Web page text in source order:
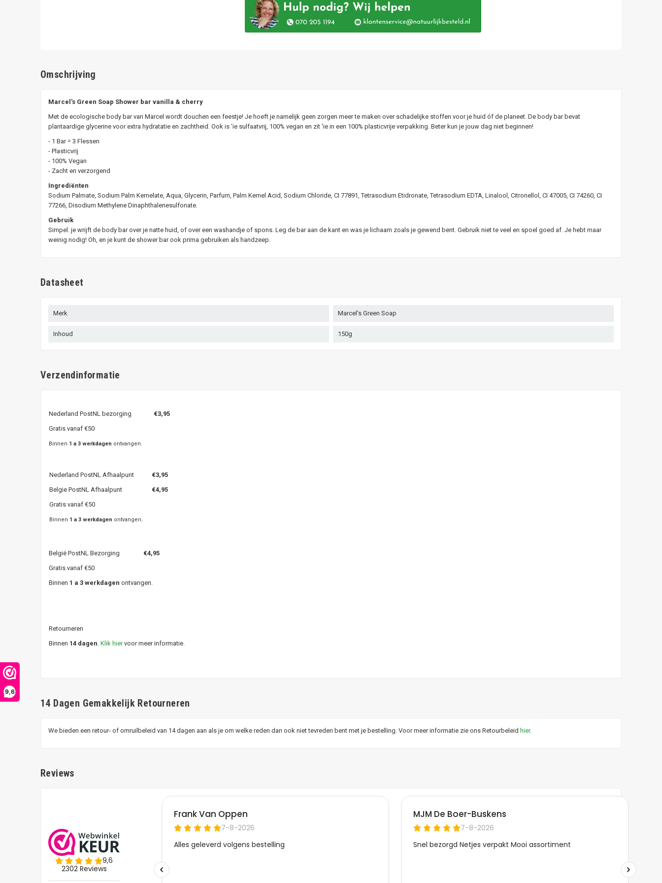
9,6
Omschrijving
Marcel's Green Soap Shower bar vanilla & cherry
Met de ecologische body bar van Marcel wordt douchen een feestje! Je hoeft je namelijk geen zorgen meer te maken over schadelijke stoffen voor je huid óf de planeet. De body bar bevat
plantaardige glycerine voor extra hydratatie en zachtheid. Ook is ‘ie sulfaatvrij, 100% vegan en zit 'ie in een 100% plasticvrije verpakking. Beter kun je jouw dag niet beginnen!
- 1 Bar = 3 Flessen
- Plasticvrij
- 100% Vegan
- Zacht en verzorgend
Ingrediënten
Sodium Palmate, Sodium Palm Kernelate, Aqua, Glycerin, Parfum, Palm Kernel Acid, Sodium Chloride, CI 77891, Tetrasodium Etidronate, Tetrasodium EDTA, Linalool, Citronellol, CI 47005, CI 74260, CI
77266, Disodium Methylene Dinaphthalenesulfonate.
Gebruik
Simpel: je wrijft de body bar over je natte huid, of over een washandje of spons. Leg de bar aan de kant en was je lichaam zoals je gewend bent. Gebruik niet te veel en spoel goed af. Je hebt maar
weinig nodig! Oh, en je kunt de shower bar ook prima gebruiken als handzeep.
Datasheet
Merk Marcel's Green Soap
Inhoud 150g
Verzendinformatie
Nederland PostNL bezorging €3,95
Gratis vanaf €50
Binnen 1 a 3 werkdagen ontvangen.
Nederland PostNL Afhaalpunt €3,95
Belgie PostNL Afhaalpunt
€4,95
Gratis vanaf €50
Binnen 1 a 3 werkdagen ontvangen.
België PostNL Bezorging €4,95
Gratis vanaf €50
Binnen 1 a 3 werkdagen ontvangen.
Retourneren
Binnen 14 dagen. Klik hiervoor meer informatie.
14 Dagen Gemakkelijk Retourneren
We bieden een retour- of omruilbeleid van 14 dagen aan als je om welke reden dan ook niet tevreden bent met je bestelling. Voor meer informatie zie ons Retourbeleid hier.
Reviews